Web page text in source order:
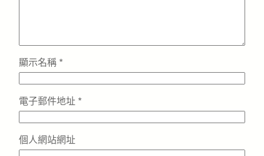
顯示名稱 *
電子郵件地址 *
個人網站網址